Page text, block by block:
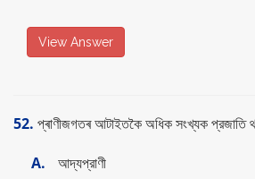
View Answer
52. প্ৰাণীজগতৰ আটাইতকৈ অধিক সংখ্যক প্রজাতি
A.
আদ্যপ্রাণী